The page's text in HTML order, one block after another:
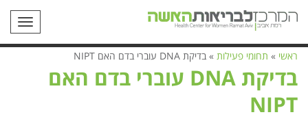
ראשי » תחומי פעילות » בדיקת DNA עוברי בדם האם NIPT
בדיקת DNA עוברי בדם האם
NIPT